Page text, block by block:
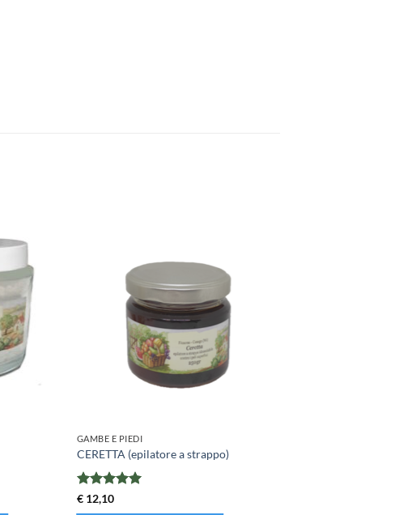
GAMBE E PIEDI
CERETTA (epilatore a strappo)
Valutato
€12,10